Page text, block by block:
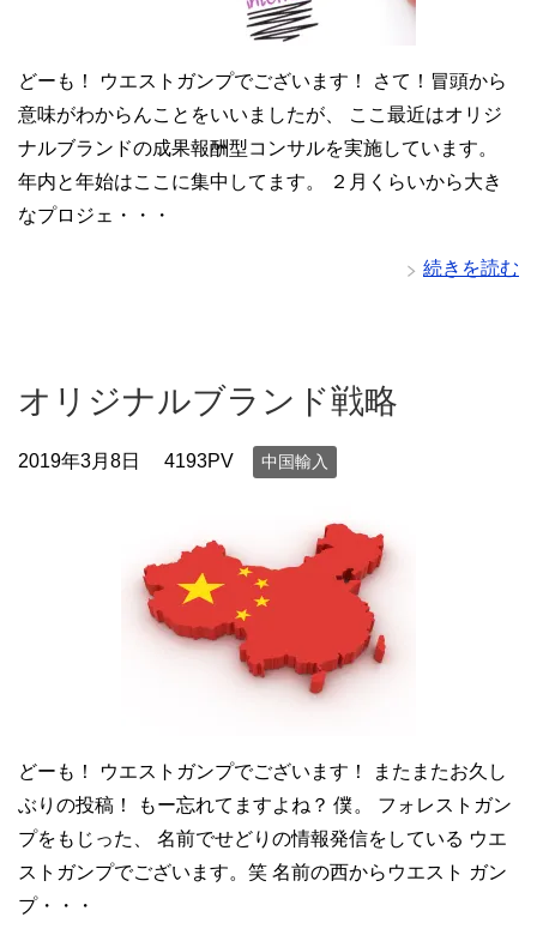
どーも！ ウエストガンプでございます！ さて！冒頭から
意味がわからんことをいいましたが、 ここ最近はオリジ
ナルブランドの成果報酬型コンサルを実施しています。
年内と年始はここに集中してます。 ２月くらいから大き
なプロジェ・・・
続きを読む
オリジナルブランド戦略
2019年3月8日 4193PV 中国輸入
どーも！ ウエストガンプでございます！ またまたお久し
ぶりの投稿！ もー忘れてますよね？ 僕。 フォレストガン
プをもじった、 名前でせどりの情報発信をしている ウエ
ストガンプでございます。笑 名前の西からウエスト ガン
プ・・・